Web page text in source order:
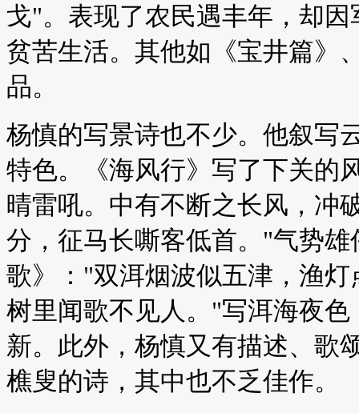
戈"。表现了农民遇丰年，却
贫苦生活。其他如《宝井篇》
品。
杨慎的写景诗也不少。他叙写
特色。《海风行》写了下关的
晴雷吼。中有不断之长风，冲
分，征马长嘶客低首。"气势
歌》："双洱烟波似五津，渔
树里闻歌不见人。"写洱海夜
新。此外，杨慎又有描述、歌
樵叟的诗，其中也不乏佳作。